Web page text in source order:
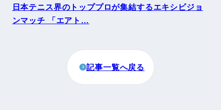
日本テニス界のトッププロが集結するエキシビジョ
ンマッチ 「エアト…
記事一覧へ戻る